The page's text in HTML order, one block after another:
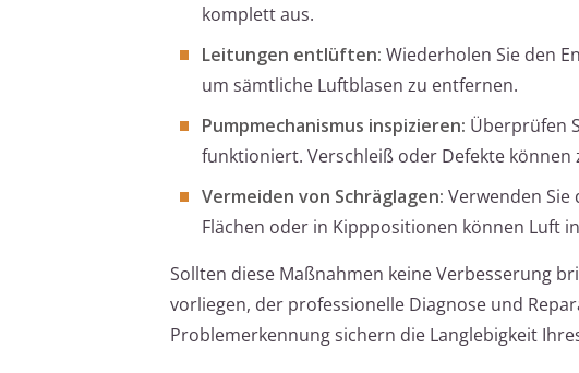
komplett aus.
Leitungen entlüften: Wiederholen Sie den
um sämtliche Luftblasen zu entfernen.
Pumpmechanismus inspizieren: Überprüfen
funktioniert. Verschleiß oder Defekte
Vermeiden von Schräglagen: Verwenden Sie
Flächen oder in Kipppositionen können Luft
Sollten diese Maßnahmen keine Verbesserung
vorliegen, der professionelle Diagnose und
Problemerkennung sichern die Langlebigkeit